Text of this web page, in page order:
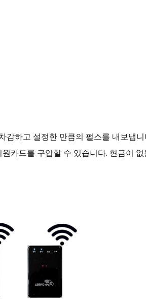
감하고 설정한 만큼의 펄스를 내보냅
원카드를 구입할 수 있습니다. 현금이